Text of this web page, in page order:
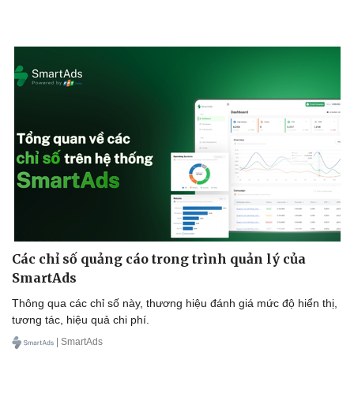
Các chỉ số quảng cáo trong trình quản lý của
SmartAds
Thông qua các chỉ số này, thương hiệu đánh giá mức độ hiển thị,
tương tác, hiệu quả chi phí.
| SmartAds